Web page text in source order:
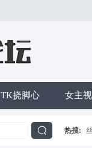
TK挠脚心 女主
热搜: